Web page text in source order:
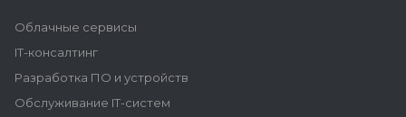
Облачные сервисы
IT-консалтинг
Разработка ПО и устройств
Обслуживание IT-систем